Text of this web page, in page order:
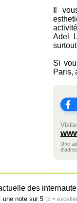
Il
Adel
Si
Paris,
Une
des
une note sur 5 (5 =